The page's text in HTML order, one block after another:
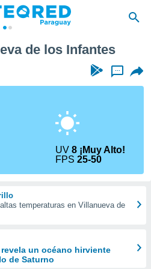
de los Infantes
...
UV8 ¡Muy Alto!
FPS25-50
temperaturas en Villanueva de
un océano hirviente
de Saturno